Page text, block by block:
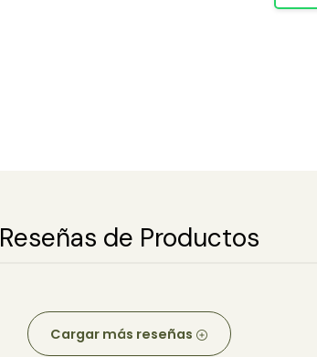
Reseñas de Productos
Cargar más reseñas